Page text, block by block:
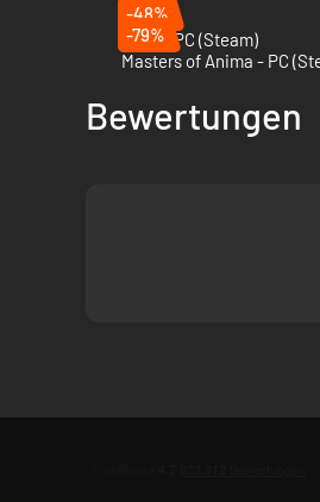
-48%
VOIN - PC (Steam)
-79%
Masters of Anima - PC
Bewertungen